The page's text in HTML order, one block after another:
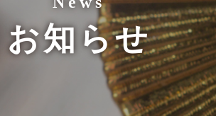
お知らせ